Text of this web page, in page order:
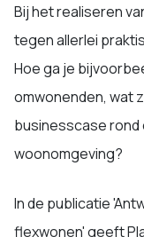
Bij het realiseren
tegen allerlei
Hoe ga je
omwonenden, wat
businesscase
woonomgeving?
In de publicatie
flexwonen' geeft